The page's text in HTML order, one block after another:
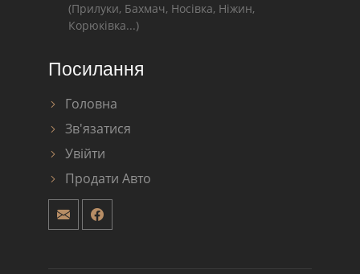
(Прилуки, Бахмач, Носівка, Ніжин,
Корюківка...)
Посилання
Головна
Зв'язатися
Увійти
Продати Авто